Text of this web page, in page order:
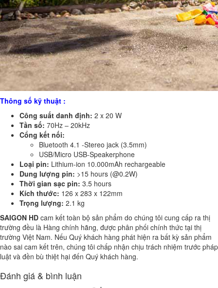
Thông số kỹ thuật :
Công suất danh định: 2 x 20 W
Tần số: 70Hz – 20kHz
Cổng kết nối:
Bluetooth 4.1 -Stereo jack (3.5mm)
USB/Micro USB-Speakerphone
Loại pin: Lithium-ion 10.000mAh rechargeable
Dung lượng pin: >15 hours (@0.2W)
Thời gian sạc pin: 3.5 hours
Kích thước: 126 x 283 x 122mm
Trọng lượng: 2.1 kg
SAIGON HD cam kết toàn bộ sản phẩm do chúng tôi cung cấp ra thị
trường đều là Hàng chính hãng, được phân phối chính thức tại thị
trường Việt Nam. Nếu Quý khách hàng phát hiện ra bất kỳ sản phẩm
nào sai cam kết trên, chúng tôi chấp nhận chịu trách nhiệm trước pháp
luật và đền bù thiệt hại đến Quý khách hàng.
Đánh giá & bình luận